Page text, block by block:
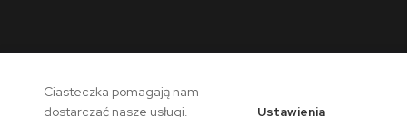
Copyright © 2026 - Polska Grupa Porcelanowa. Wszelkie prawa
Ciasteczka pomagają nam
dostarczać nasze usługi.
Ustawienia